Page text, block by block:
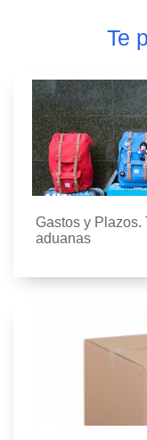
Te
Gastos y Plazos.
aduanas